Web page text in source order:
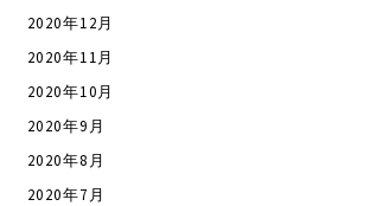
2020年12月
2020年11月
2020年10月
2020年9月
2020年8月
2020年7月